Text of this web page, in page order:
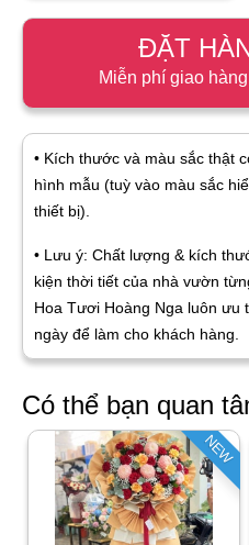
ĐẶT
Miễn phí giao
• Kích thước và màu sắc thật
hình mẫu (tuỳ vào màu sắc
thiết bị).
• Lưu ý: Chất lượng & kích
kiện thời tiết của nhà vườn
Hoa Tươi Hoàng Nga luôn ưu
ngày để làm cho khách hàng.
Có thể bạn quan
NEW